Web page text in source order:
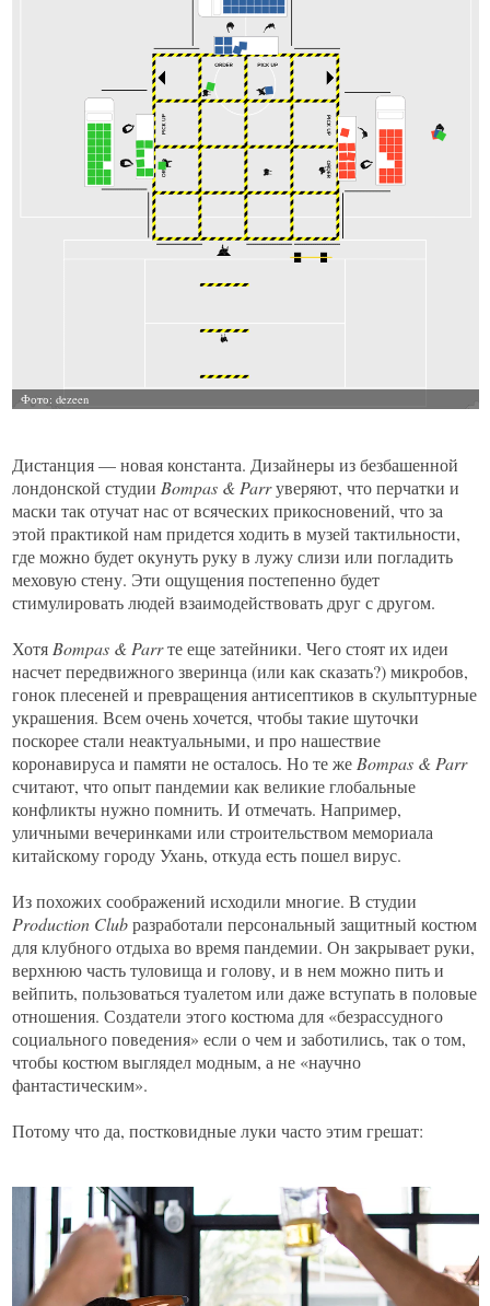
Дистанция — новая константа. Дизайнеры из безбашенной
лондонской студии Bompas & Parrуверяют, что перчатки и
маски так отучат нас от всяческих прикосновений, что за
этой практикой нам придется ходить в музей тактильности,
где можно будет окунуть руку в лужу слизи или погладить
меховую стену. Эти ощущения постепенно будет
стимулировать людей взаимодействовать друг с другом.
ХотяBompas & Parrте еще затейники. Чего стоят их идеи
насчет передвижного зверинца (или как сказать?) микробов,
гонок плесеней и превращения антисептиков в скульптурные
украшения. Всем очень хочется, чтобы такие шуточки
поскорее стали неактуальными, и про нашествие
коронавируса и памяти не осталось. Но те жеBompas & Parr
считают, что опыт пандемии как великие глобальные
конфликты нужно помнить. И отмечать. Например,
уличными вечеринками или строительством мемориала
китайскому городу Ухань, откуда есть пошел вирус.
Из похожих соображений исходили многие. В студии
Production Clubразработали персональный защитный костюм
для клубного отдыха во время пандемии. Он закрывает руки,
верхнюю часть туловища и голову, и в нем можно пить и
вейпить, пользоваться туалетом или даже вступать в половые
отношения. Создатели этого костюма для «безрассудного
социального поведения» если о чем и заботились, так о том,
чтобы костюм выглядел модным, а не «научно
фантастическим».
Потому что да, постковидные луки часто этим грешат: